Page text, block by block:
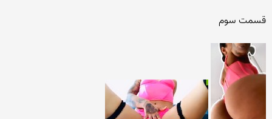
قسمت سوم